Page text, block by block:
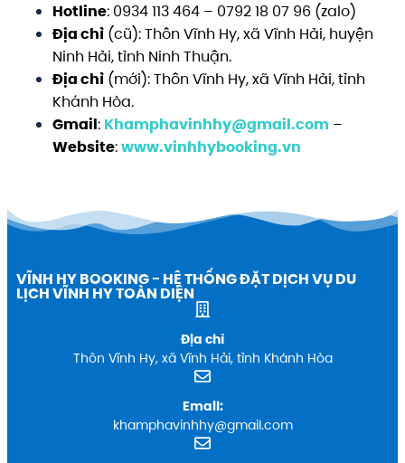
Hotline: 0934 113 464 – 0792 18 07 96 (zalo)
Địa chỉ (cũ): Thôn Vĩnh Hy, xã Vĩnh Hải, huyện
Ninh Hải, tỉnh Ninh Thuận.
Địa chỉ (mới): Thôn Vĩnh Hy, xã Vĩnh Hải, tỉnh
Khánh Hòa.
Gmail: Khamphavinhhy@gmail.com –
Website:www.vinhhybooking.vn
VĨNH HY BOOKING - HỆ THỐNG ĐẶT DỊCH VỤ DU
LỊCH VĨNH HY TOÀN DIỆN
Địa chỉ
Thôn Vĩnh Hy, xã Vĩnh Hải, tỉnh Khánh Hòa
Email:
khamphavinhhy@gmail.com